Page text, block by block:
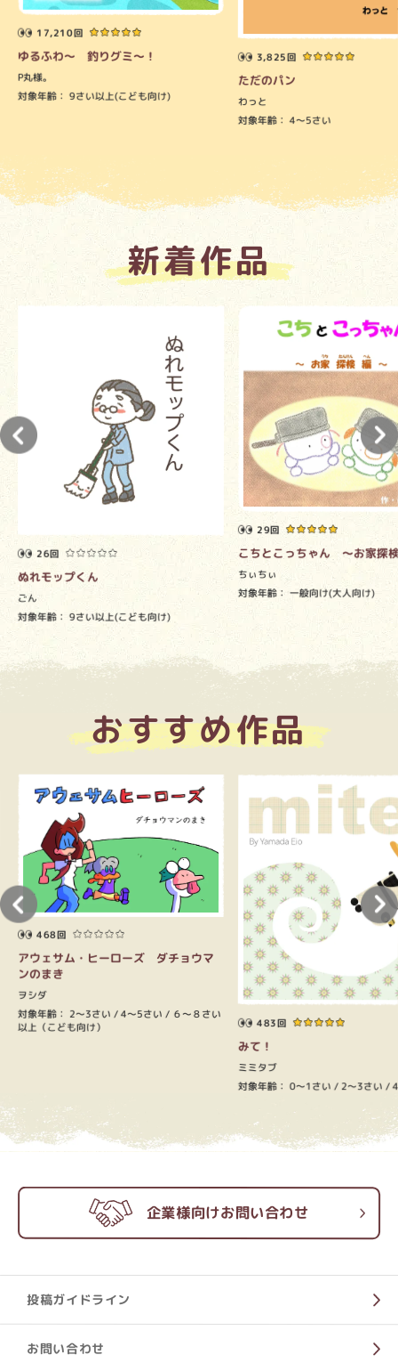
17,210回
ゆるふわ～ 釣りグミ～！
P丸様。
対象年齢： 9さい以上(こども向け)
3,825回
ただのパン
わっと
対象年齢：4～5さい
新着作品
26回
ぬれモップくん
ごん
対象年齢： 9さい以上(こども向け)
29回
こちとこっちゃん ～お家探
ちぃちぃ
対象年齢： 一般向け(大人向け)
おすすめ作品
468回
アウェサム・ヒーローズ ダチョウマ
ンのまき
ヲシダ
対象年齢： 2～3さい 4～5さい ６～８さい
以上（こども向け） 483回
みて！
ミミタブ
対象年齢： 0～1さい 2～3さい 4
企業様向けお問い合わせ
投稿ガイドライン
お問い合わせ